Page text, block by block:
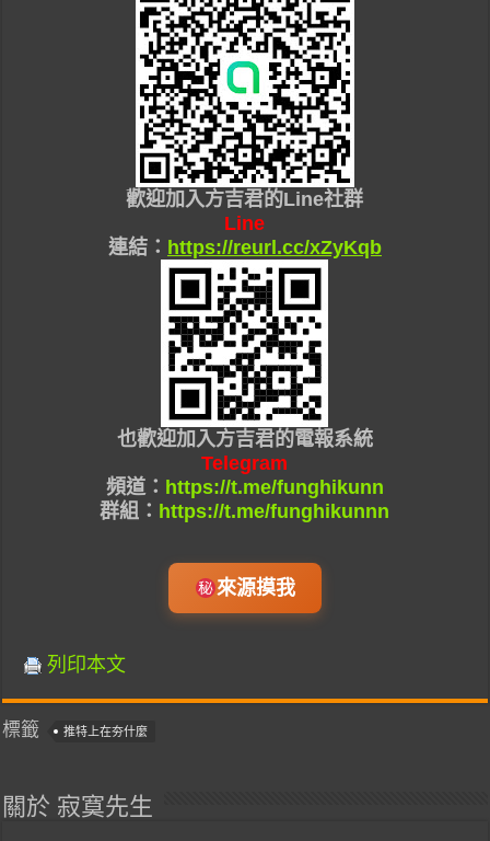
歡迎加入方吉君的Line社群
Line
連結： https://reurl.cc/xZyKqb
也歡迎加入方吉君的電報系統
Telegram
頻道： https://t.me/funghikunn
群組： https://t.me/funghikunnn
來源摸我
列印本文
標籤 推特上在夯什麼
關於 寂寞先生